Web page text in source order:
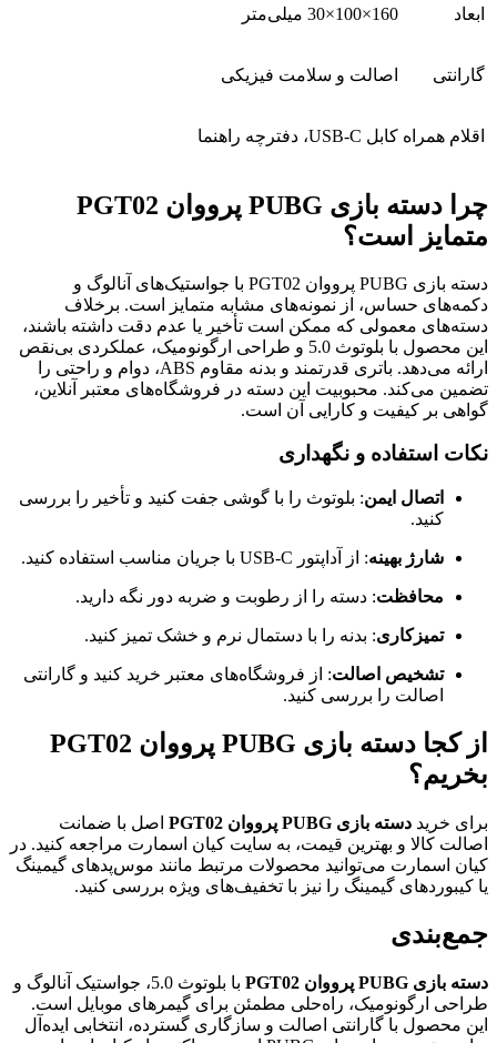
ابعاد 160×100×30 میلی‌متر
گارانتی اصالت و سلامت فیزیکی
اقلام همراه کابل USB-C، دفترچه راهنما
چرا دسته بازی PUBG پرووان PGT02
متمایز است؟
دسته بازی PUBG پرووان PGT02 با جواستیک‌های آنالوگ و
دکمه‌های حساس، از نمونه‌های مشابه متمایز است. برخلاف
دسته‌های معمولی که ممکن است تأخیر یا عدم دقت داشته باشند،
این محصول با بلوتوث 5.0 و طراحی ارگونومیک، عملکردی بی‌نقص
ارائه می‌دهد. باتری قدرتمند و بدنه مقاوم ABS، دوام و راحتی را
تضمین می‌کند. محبوبیت این دسته در فروشگاه‌های معتبر آنلاین،
گواهی بر کیفیت و کارایی آن است.
نکات استفاده و نگهداری
اتصال ایمن: بلوتوث را با گوشی جفت کنید و تأخیر را بررسی
کنید.
شارژ بهینه: از آداپتور USB-C با جریان مناسب استفاده کنید.
محافظت: دسته را از رطوبت و ضربه دور نگه دارید.
تمیزکاری: بدنه را با دستمال نرم و خشک تمیز کنید.
تشخیص اصالت: از فروشگاه‌های معتبر خرید کنید و گارانتی
اصالت را بررسی کنید.
از کجا دسته بازی PUBG پرووان PGT02
بخریم؟
برای خرید دسته بازی PUBG پرووان PGT02
اصل با ضمانت
اصالت کالا و بهترین قیمت، به سایت کیان اسمارت مراجعه کنید. در
کیان اسمارت می‌توانید محصولات مرتبط مانند موس‌پدهای گیمینگ
یا کیبوردهای گیمینگ را نیز با تخفیف‌های ویژه بررسی کنید.
جمع‌بندی
دسته بازی PUBG پرووان PGT02
با بلوتوث 5.0، جواستیک آنالوگ و
طراحی ارگونومیک، راه‌حلی مطمئن برای گیمرهای موبایل است.
این محصول با گارانتی اصالت و سازگاری گسترده، انتخابی ایده‌آل